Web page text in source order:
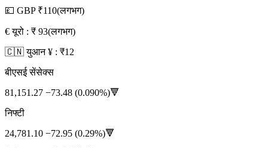
💷 GBP ₹110(लगभग)
€ यूरो : ₹ 93(लगभग)
🇨🇳 युआन ¥ : ₹12
बीएसई सेंसेक्स
81,151.27 −73.48 (0.090%)🔻
निफ्टी
24,781.10 −72.95 (0.29%)🔻